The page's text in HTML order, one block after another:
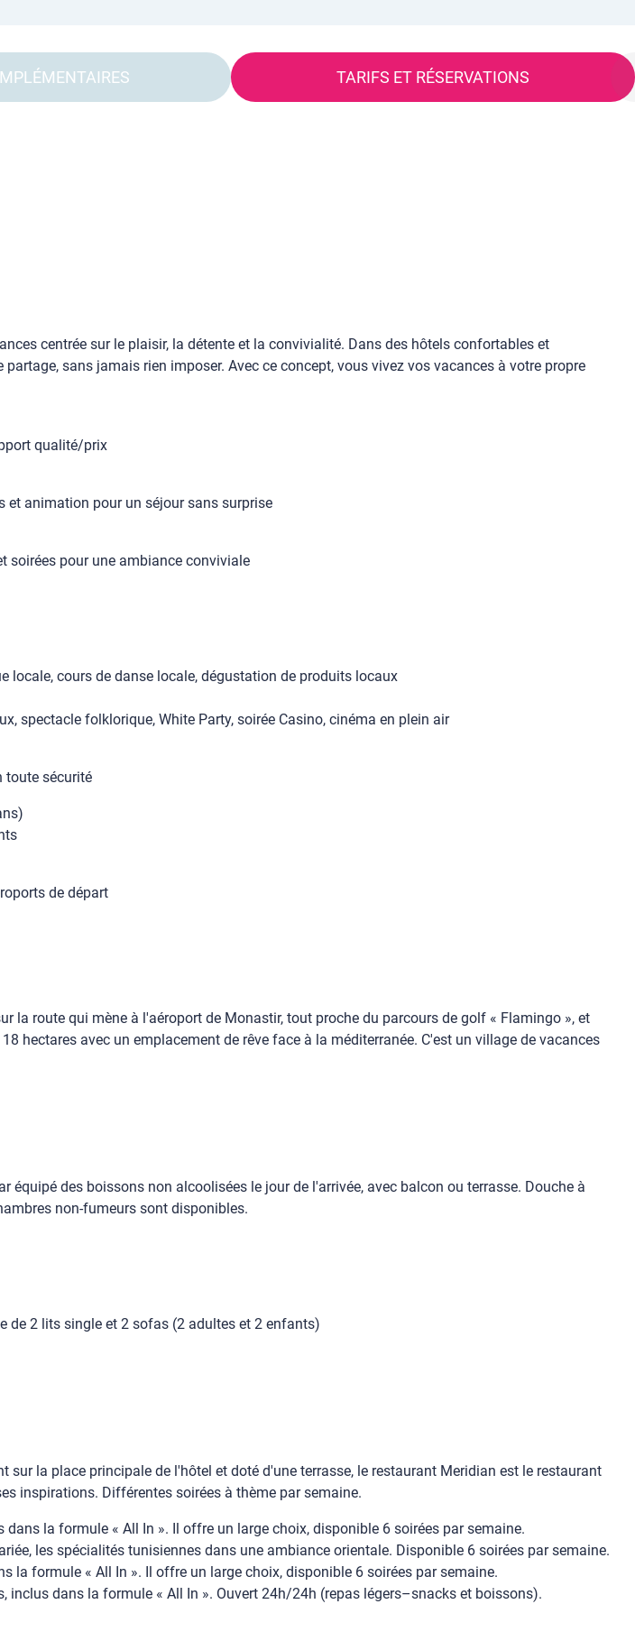
TARIFS ET RÉSERVATIONS
centrée sur le plaisir, la détente et la convivialité. Dans des hôtels confortables et
sans jamais rien imposer. Avec ce concept, vous vivez vos vacances à votre propre
qualité/prix
et animation pour un séjour sans surprise
soirées pour une ambiance conviviale
locale, cours de danse locale, dégustation de produits locaux
spectacle folklorique, White Party, soirée Casino, cinéma en plein air
toute sécurité
de départ
la route qui mène à l'aéroport de Monastir, tout proche du parcours de golf « Flamingo », et
hectares avec un emplacement de rêve face à la méditerranée. C'est un village de vacances
des boissons non alcoolisées le jour de l'arrivée, avec balcon ou terrasse. Douche à
non-fumeurs sont disponibles.
de 2 lits single et 2 sofas (2 adultes et 2 enfants)
sur la place principale de l'hôtel et doté d'une terrasse, le restaurant Meridian est le restaurant
inspirations. Différentes soirées à thème par semaine.
la formule « All In ». Il offre un large choix, disponible 6 soirées par semaine.
les spécialités tunisiennes dans une ambiance orientale. Disponible 6 soirées par semaine.
la formule « All In ». Il offre un large choix, disponible 6 soirées par semaine.
dans la formule « All In ». Ouvert 24h/24h (repas légers–snacks et boissons).